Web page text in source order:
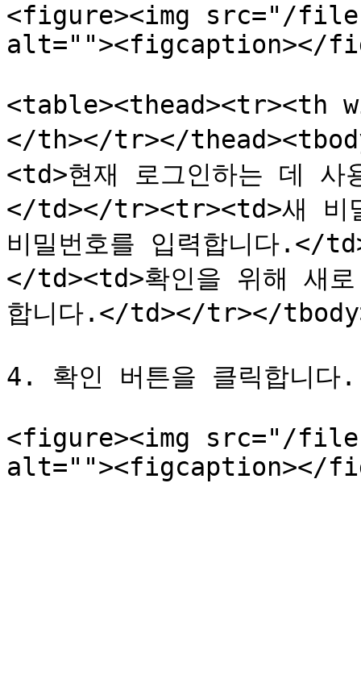
<figure><img src="/files/
alt=""><figcaption></
<table><thead><tr><th
</th></tr></
<td>현재 로그인하는 데 사
</td></tr><tr><td>새 비
비밀번호를 입력합니다.</
</td><td>확인을 위해 새로
합니다.</td></tr></
4. 확인 버튼을 클릭합니다.
<figure><img src="/files/